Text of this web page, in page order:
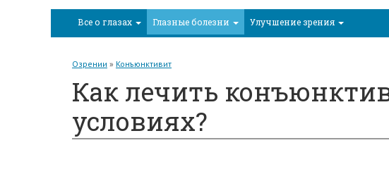
Все о глазах Глазные болезни Улучшение зрения
Озрении » Конъюнктивит
Как лечить
условиях?